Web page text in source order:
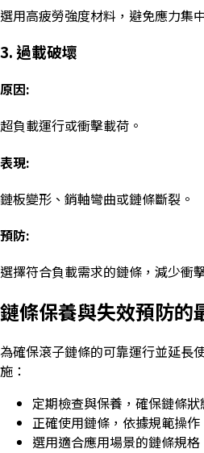
選用高疲勞強度材料，避免應力集
3. 過載破壞
原因:
超負載運行或衝擊載荷。
表現:
鏈板變形、銷軸彎曲或鏈條斷裂。
預防:
選擇符合負載需求的鏈條，減少衝
鏈條保養與失效預防的
為確保滾子鏈條的可靠運行並延長
施：
定期檢查與保養，確保鏈條狀
正確使用鏈條，依據規範操作
選用適合應用場景的鏈條規格